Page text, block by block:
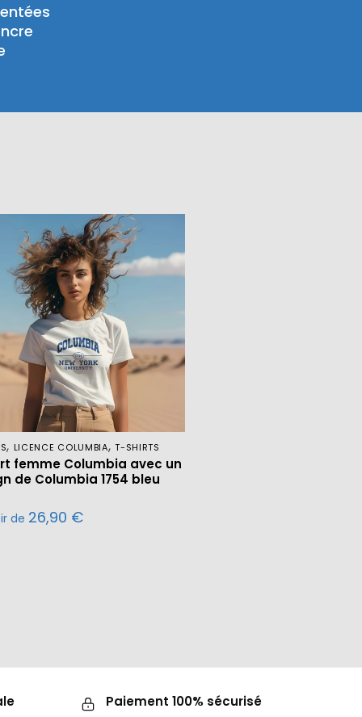
, LICENCE COLUMBIA,T-SHIRTS
femme Columbia avec un
de Columbia 1754 bleu
de 26,90 €
Paiement 100% sécurisé